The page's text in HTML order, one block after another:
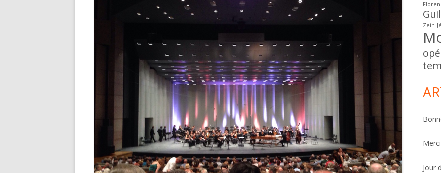
Zein
Merci
Jour